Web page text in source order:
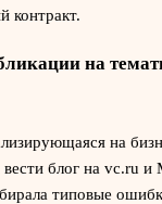
контракт.
на
на
вести блог на vc.ru
типовые